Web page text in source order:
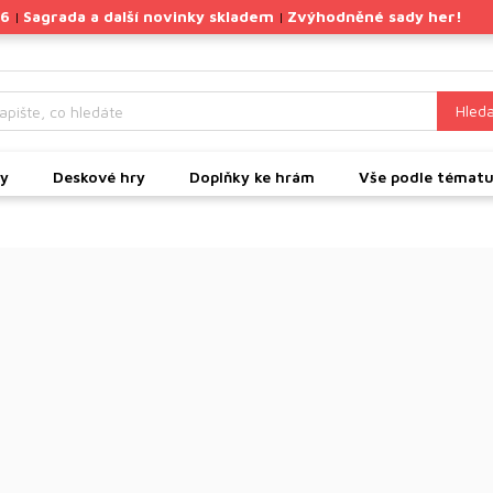
| Sagrada a další novinky skladem | Zvýhodněné sady her!
Deskové hry Doplňky ke hrám Vše podle tématu